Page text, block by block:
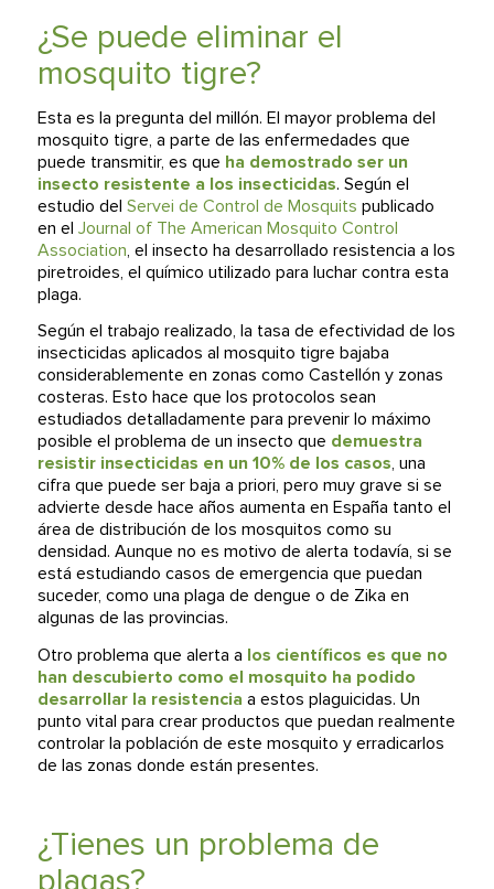
¿Se puede eliminar el
mosquito tigre?
Esta es la pregunta del millón. El mayor problema del
mosquito tigre, a parte de las enfermedades que
puede transmitir, es que ha demostrado ser un
insecto resistente a los insecticidas. Según el
estudio del Servei de Control de Mosquits publicado
en el Journal of The American Mosquito Control
Association, el insecto ha desarrollado resistencia a los
piretroides, el químico utilizado para luchar contra esta
plaga.
Según el trabajo realizado, la tasa de efectividad de los
insecticidas aplicados al mosquito tigre bajaba
considerablemente en zonas como Castellón y zonas
costeras. Esto hace que los protocolos sean
estudiados detalladamente para prevenir lo máximo
posible el problema de un insecto que demuestra
resistir insecticidas en un 10% de los casos, una
cifra que puede ser baja a priori, pero muy grave si se
advierte desde hace años aumenta en España tanto el
área de distribución de los mosquitos como su
densidad. Aunque no es motivo de alerta todavía, si se
está estudiando casos de emergencia que puedan
suceder, como una plaga de dengue o de Zika en
algunas de las provincias.
Otro problema que alerta a los científicos es que no
han descubierto como el mosquito ha podido
desarrollar la resistencia a estos plaguicidas. Un
punto vital para crear productos que puedan realmente
controlar la población de este mosquito y erradicarlos
de las zonas donde están presentes.
¿Tienes un problema de
plagas?